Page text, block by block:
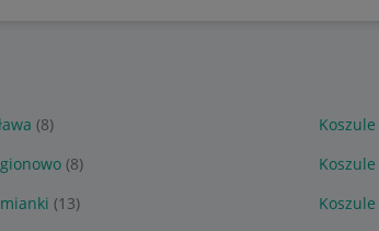
(8)
(8)
(13)